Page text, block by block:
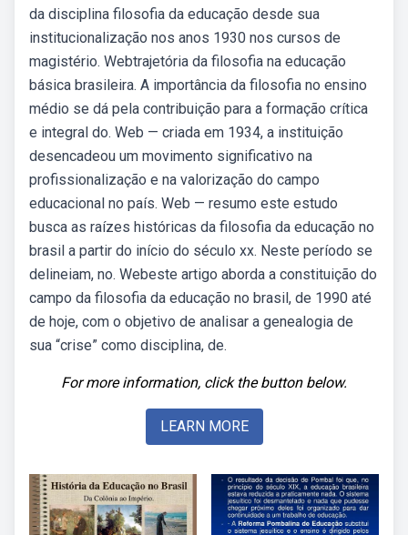
da disciplina filosofia da educação desde sua
institucionalização nos anos 1930 nos cursos de
magistério. Webtrajetória da filosofia na educação
básica brasileira. A importância da filosofia no ensino
médio se dá pela contribuição para a formação crítica
e integral do. Web — criada em 1934, a instituição
desencadeou um movimento significativo na
profissionalização e na valorização do campo
educacional no país. Web — resumo este estudo
busca as raízes históricas da filosofia da educação no
brasil a partir do início do século xx. Neste período se
delineiam, no. Webeste artigo aborda a constituição do
campo da filosofia da educação no brasil, de 1990 até
de hoje, com o objetivo de analisar a genealogia de
sua “crise” como disciplina, de.
For more information, click the button below.
LEARN MORE